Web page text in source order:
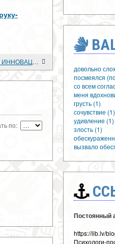
10-ЛЕТНИЙ ОПЫТ ПРИМЕНЕНИЯ ИННОВАЦИОННЫХ РАЗРАБОТОК РОССИЙСКОЙ НАУЧНОЙ ШКОЛЫ КООРДИНАЦИОННОЙ ПСИХОФИЗИОЛОГИИ И ПСИХОЛОГИИ РАЗВИТИЯ И.М.МИРОШНИК ДЛЯ МЕДИКО-ПСИХОЛОГИЧЕСКОЙ РЕАБИЛИТАЦИИ ДЕТЕЙ С ОВЗ В КЛИНИЧЕСКОМ САНАТОРИИ
по:
довольно
посмеялся
со всем
меня
грусть (1)
сочувствие (1)
удивление (1)
злость (1)
вызвало
Постоянный
https://lib.lv/
Психологи-